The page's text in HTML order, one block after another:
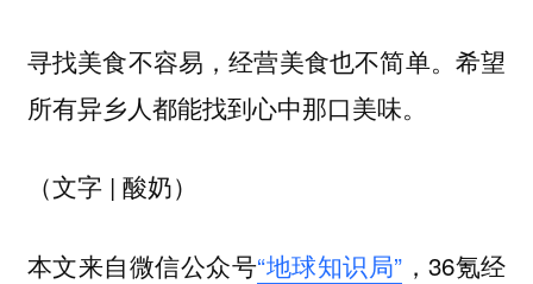
寻找美食不容易，经营美食也不简单。希望
所有异乡人都能找到心中那口美味。
（文字 | 酸奶）
本文来自微信公众号“地球知识局” ，36氪经